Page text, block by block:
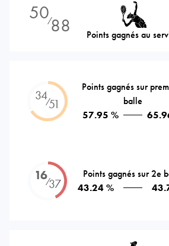
50⁄88 Points gagnés au
34⁄51
Points gagnés sur
balle
57.95 %
16⁄37
Points gagnés sur 2e
43.24 %